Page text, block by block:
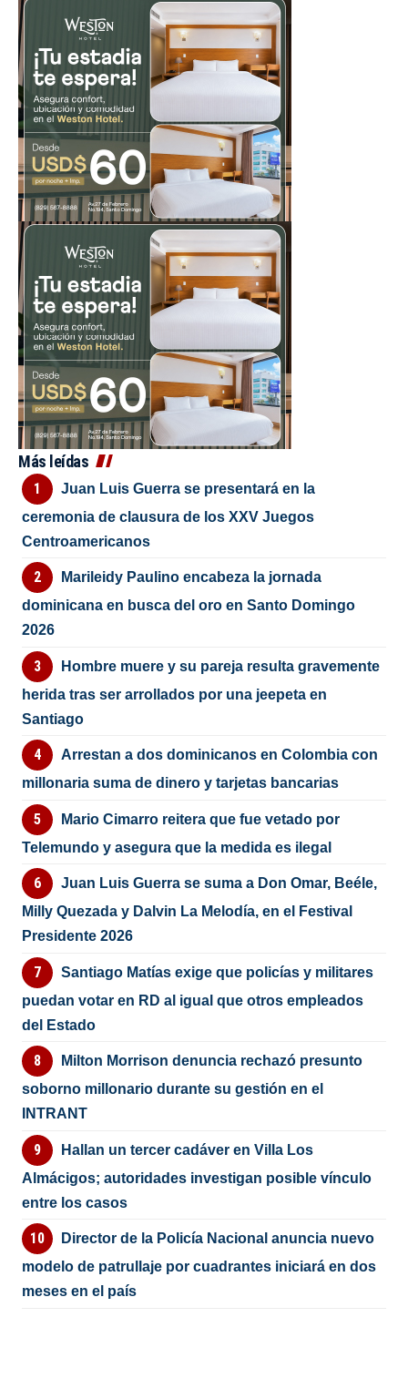
Más leídas
Juan Luis Guerra se presentará en la
ceremonia de clausura de los XXV Juegos
Centroamericanos
Marileidy Paulino encabeza la jornada
dominicana en busca del oro en Santo Domingo
2026
Hombre muere y su pareja resulta gravemente
herida tras ser arrollados por una jeepeta en
Santiago
Arrestan a dos dominicanos en Colombia con
millonaria suma de dinero y tarjetas bancarias
Mario Cimarro reitera que fue vetado por
Telemundo y asegura que la medida es ilegal
Juan Luis Guerra se suma a Don Omar, Beéle,
Milly Quezada y Dalvin La Melodía, en el Festival
Presidente 2026
Santiago Matías exige que policías y militares
puedan votar en RD al igual que otros empleados
del Estado
Milton Morrison denuncia rechazó presunto
soborno millonario durante su gestión en el
INTRANT
Hallan un tercer cadáver en Villa Los
Almácigos; autoridades investigan posible vínculo
entre los casos
Director de la Policía Nacional anuncia nuevo
modelo de patrullaje por cuadrantes iniciará en dos
meses en el país